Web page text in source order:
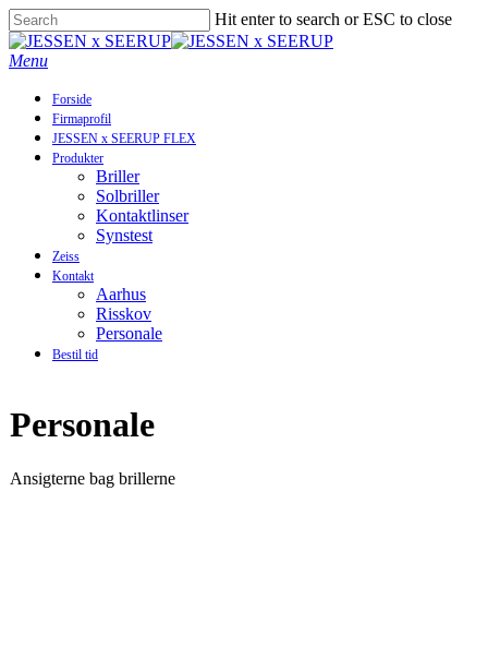
Skip
to
main
Hit enter to search or ESC to close
Close
Search
Menu
Forside
Firmaprofil
JESSEN x SEERUP FLEX
Produkter
Briller
Solbriller
Kontaktlinser
Synstest
Zeiss
Kontakt
Aarhus
Risskov
Personale
Bestil tid
Personale
Ansigterne bag brillerne